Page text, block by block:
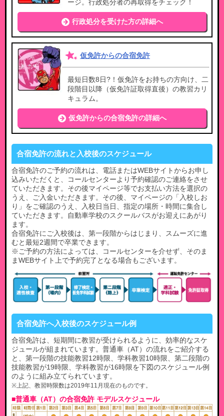
ージ。行政処分者の再取得をチェック！
行政処分を受けた方の詳細へ
仮免許からの合宿免許
最短日数8日?！仮免許をお持ちの方向け、二
段階目以降（仮免許証取得直後）の教習カリ
キュラム。
仮免許からの合宿免許の詳細へ
合宿免許の流れと入校後のスケジュール
合宿免許のご予約の流れは、電話またはWEBサイトからお申し
込みいただくと、コールセンターより予約確認のご連絡をさせ
ていただきます。その後マイページ等でお支払い方法を選択の
うえ、ご入金いただきます。その後、マイページの「入校しお
り」をご確認のうえ、入校日当日、指定の場所・時間に集合し
ていただきます。自動車学校のスクールバスがお迎えにあがり
ます。
合宿免許にご入校後は、第一段階からはじまり、スムーズに進
むと最短2週間で卒業できます。
※ご予約の方法によっては、コールセンターを介せず、そのま
まWEBサイト上で予約完了となる場合もございます。
合宿免許へ入校後のスケジュール例
合宿免許は、短期間に教習が受けられるように、効率的なスケ
ジュールが組まれています。普通車（AT）の流れをご紹介する
と、第一段階の技能教習12時限、学科教習10時限、第二段階の
技能教習が19時限、学科教習が16時限を下図のスケジュール例
のように組み立てられています。
※上記、教習時限数は2019年11月現在のものです。
■普通車（AT）の合宿免許 モデルスケジュール